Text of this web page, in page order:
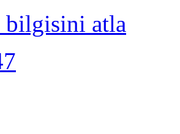
bilgisini atla